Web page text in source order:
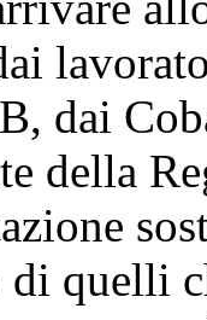
dai
della
di quelli